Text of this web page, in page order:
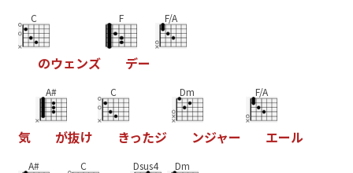
C
のウェンズ
F
デー
F/A
気
A#
が抜け
C
きったジ
Dm
ンジャー
F/A
エール
A# C Dsus4 Dm